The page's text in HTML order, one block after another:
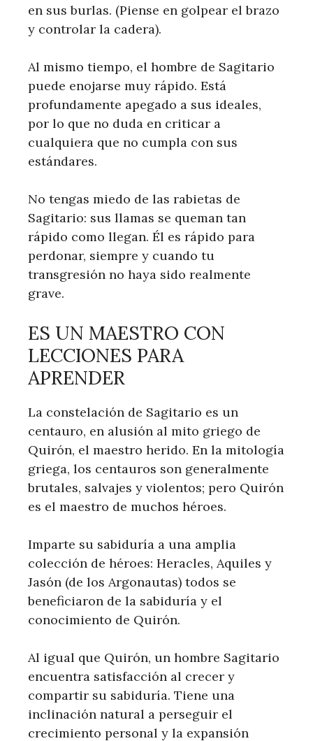
en sus burlas. (Piense en golpear el brazo
y controlar la cadera).
Al mismo tiempo, el hombre de Sagitario
puede enojarse muy rápido. Está
profundamente apegado a sus ideales,
por lo que no duda en criticar a
cualquiera que no cumpla con sus
estándares.
No tengas miedo de las rabietas de
Sagitario: sus llamas se queman tan
rápido como llegan. Él es rápido para
perdonar, siempre y cuando tu
transgresión no haya sido realmente
grave.
ES UN MAESTRO CON
LECCIONES PARA
APRENDER
La constelación de Sagitario es un
centauro, en alusión al mito griego de
Quirón, el maestro herido. En la mitología
griega, los centauros son generalmente
brutales, salvajes y violentos; pero Quirón
es el maestro de muchos héroes.
Imparte su sabiduría a una amplia
colección de héroes: Heracles, Aquiles y
Jasón (de los Argonautas) todos se
beneficiaron de la sabiduría y el
conocimiento de Quirón.
Al igual que Quirón, un hombre Sagitario
encuentra satisfacción al crecer y
compartir su sabiduría. Tiene una
inclinación natural a perseguir el
crecimiento personal y la expansión